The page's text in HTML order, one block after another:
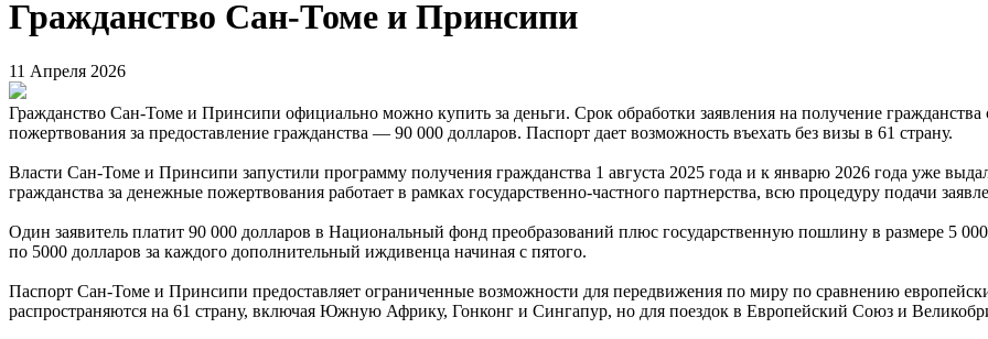
Гражданство Сан-Томе и Принсипи
11 Апреля 2026
Гражданство Сан-Томе и Принсипи официально можно купить за деньги. Срок обработки заявления на получение гражданства
пожертвования за предоставление гражданства — 90 000 долларов. Паспорт дает возможность въехать без визы в 61 страну.
Власти Сан-Томе и Принсипи запустили программу получения гражданства 1 августа 2025 года и к январю 2026 года уже
гражданства за денежные пожертвования работает в рамках государственно-частного партнерства, всю процедуру подачи
Один заявитель платит 90 000 долларов в Национальный фонд преобразований плюс государственную пошлину в размере 5
по 5000 долларов за каждого дополнительный иждивенца начиная с пятого.
Паспорт Сан-Томе и Принсипи предоставляет ограниченные возможности для передвижения по миру по сравнению
распространяются на 61 страну, включая Южную Африку, Гонконг и Сингапур, но для поездок в Европейский Союз и